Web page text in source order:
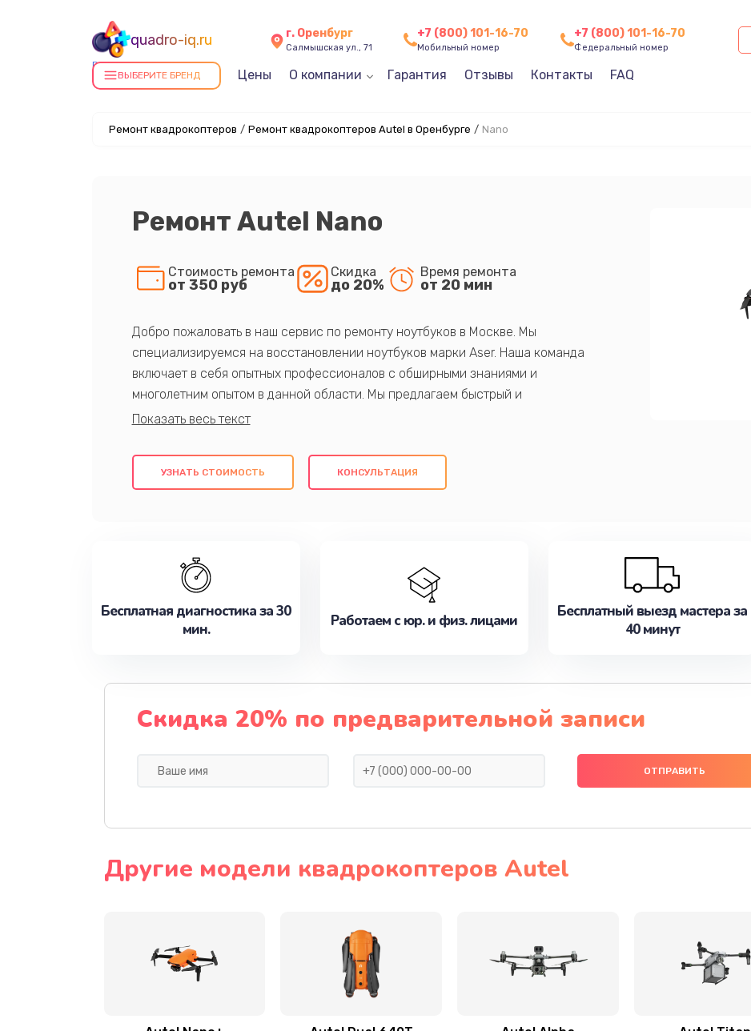
quadro-iq.ru
Ремонт квадрокоптеров в
Оренбурге
г. Оренбург
Салмышская ул., 71
+7 (800) 101-16-70
Мобильный номер
+7 (800) 101-16-70
Федеральный номер
ВЫБЕРИТЕ БРЕНД Цены О компании Гарантия Отзывы Контакты FAQ
Ремонт квадрокоптеров / Ремонт квадрокоптеров Autel в Оренбурге / Nano
Ремонт Autel Nano
Стоимость ремонта
от 350 руб
Скидка
до 20%
Время ремонта
от 20 мин
Добро пожаловать в наш сервис по ремонту ноутбуков в Москве. Мы
специализируемся на восстановлении ноутбуков марки Aser. Наша команда
включает в себя опытных профессионалов с обширными знаниями и
многолетним опытом в данной области. Мы предлагаем быстрый и
качественный ремонт с использованием оригинальных компонентов, а также
клиентам надежное и профессиональное обслуживание, удовлетворяя их
потребности наилучшим образом. Не медлите записаться на ремонт уже
УЗНАТЬ СТОИМОСТЬ КОНСУЛЬТАЦИЯ
Бесплатная диагностика за 30
мин.
Работаем с юр. и физ. лицами
Бесплатный выезд мастера за
40 минут
Скидка 20% по предварительной записи
Другие модели квадрокоптеров Autel